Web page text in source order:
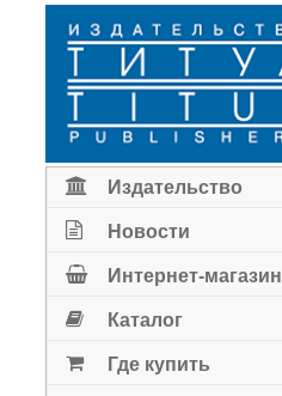
Издательство
Новости
Интернет-магазин
Каталог
Где купить